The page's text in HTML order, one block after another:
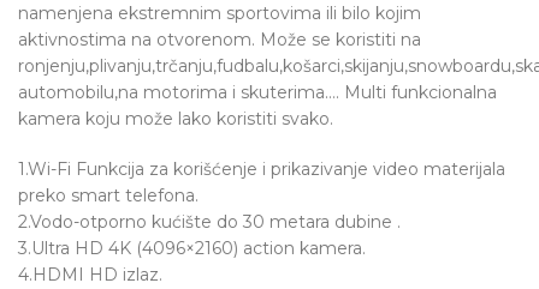
namenjena ekstremnim sportovima ili bilo kojim
aktivnostima na otvorenom. Može se koristiti na
automobilu,na motorima i skuterima…. Multi funkcionalna
kamera koju može lako koristiti svako.
1.Wi-Fi Funkcija za korišćenje i prikazivanje video materijala
preko smart telefona.
2.Vodo-otporno kućište do 30 metara dubine .
3.Ultra HD 4K (4096×2160) action kamera.
4.HDMI HD izlaz.